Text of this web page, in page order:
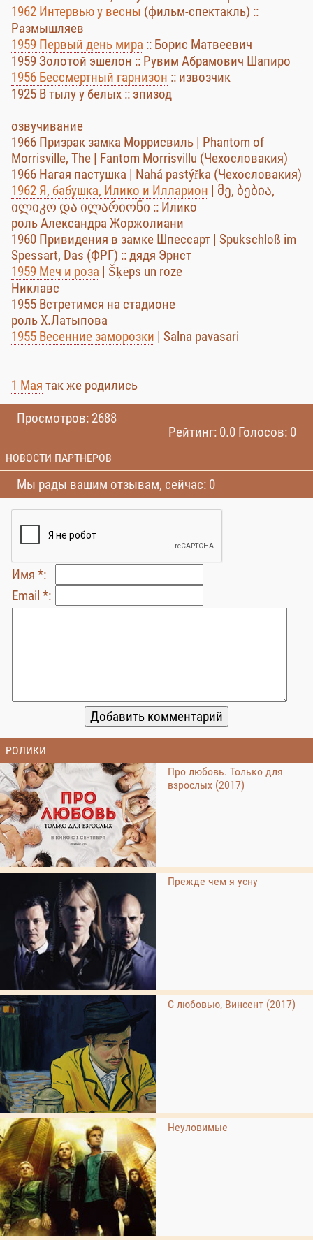
1962 Интервью у весны (фильм-спектакль) ::
Размышляев
1959 Первый день мира :: Борис Матвеевич
1959 Золотой эшелон :: Рувим Абрамович Шапиро
1956 Бессмертный гарнизон :: извозчик
1925 В тылу у белых :: эпизод
озвучивание
1966 Призрак замка Моррисвиль | Phantom of
Morrisville, The | Fantom Morrisvillu (Чехословакия)
1966 Нагая пастушка | Nahá pastýřka (Чехословакия)
1962 Я, бабушка, Илико и Илларион | მე, ბებია,
ილიკო და ილარიონი :: Илико
роль Александра Жоржолиани
1960 Привидения в замке Шпессарт | Spukschloß im
Spessart, Das (ФРГ) :: дядя Эрнст
1959 Меч и роза | Šķēps un roze
Никлавс
1955 Встретимся на стадионе
роль Х.Латыпова
1955 Весенние заморозки | Salna pavasari
1 Мая так же родились
Просмотров: 2688
Рейтинг: 0.0 Голосов: 0
НОВОСТИ ПАРТНЕРОВ
Мы рады вашим отзывам, сейчас: 0
Имя *:
Email *:
РОЛИКИ
Про любовь. Только для
взрослых (2017)
Прежде чем я усну
С любовью, Винсент (2017)
Неуловимые